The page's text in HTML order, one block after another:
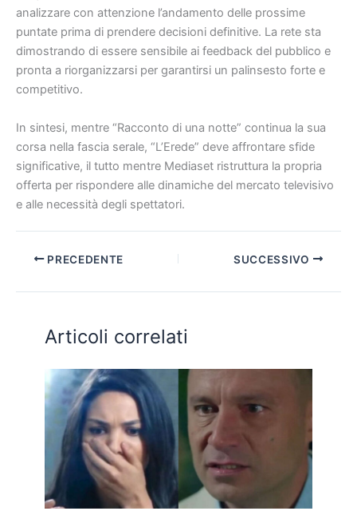
analizzare con attenzione l’andamento delle prossime
puntate prima di prendere decisioni definitive. La rete sta
dimostrando di essere sensibile ai feedback del pubblico e
pronta a riorganizzarsi per garantirsi un palinsesto forte e
competitivo.
In sintesi, mentre “Racconto di una notte” continua la sua
corsa nella fascia serale, “L’Erede” deve affrontare sfide
significative, il tutto mentre Mediaset ristruttura la propria
offerta per rispondere alle dinamiche del mercato televisivo
e alle necessità degli spettatori.
PRECEDENTE SUCCESSIVO
Articoli correlati